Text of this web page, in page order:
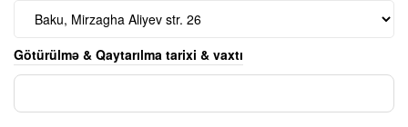
Götürülmə & Qaytarılma tarixi & vaxtı